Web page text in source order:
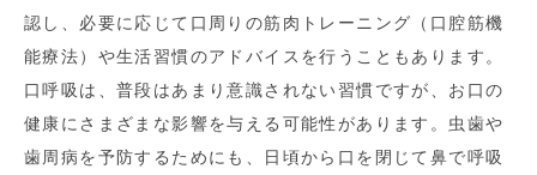
認し、必要に応じて口周りの筋肉トレーニング（口腔筋機
能療法）や生活習慣のアドバイスを行うこともあります。
口呼吸は、普段はあまり意識されない習慣ですが、お口の
健康にさまざまな影響を与える可能性があります。虫歯や
歯周病を予防するためにも、日頃から口を閉じて鼻で呼吸